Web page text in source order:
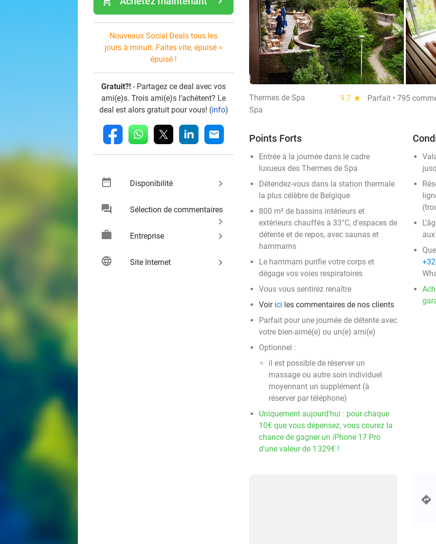
Nouveaux Social Deals tous les
jours à minuit. Faites vite, épuisé =
épuisé !
Gratuit?! - Partagez ce deal avec vos
ami(e)s. Trois ami(e)s l'achètent? Le
deal est alors gratuit pour vous! (info)
fb whatsapp linkedin mail
date_range Disponibilité keyboard_arrow_right
chat Sélection de commentaires
keyboard_arrow_right
work
Entreprise keyboard_arrow_right
language Site Internet keyboard_arrow_right
Thermes de Spa 9.7 star
Parfait • 795
Spa
Points Forts
Entrée à la journée dans le cadre
luxueux des Thermes de Spa
Détendez-vous dans la station thermale
la plus célèbre de Belgique
800 m² de bassins intérieurs et
extérieurs chauffés à 33°C, d'espaces de
détente et de repos, avec saunas et
hammams
Le hammam purifie votre corps et
dégage vos voies respiratoires
Vous vous sentirez renaître
Voir ici les commentaires de nos clients
Parfait pour une journée de détente avec
votre bien-aimé(e) ou un(e) ami(e)
Optionnel :
il est possible de réserver un
massage ou autre soin individuel
moyennant un supplément (à
réserver par téléphone)
Uniquement aujourd'hui : pour chaque
10€ que vous dépensez, vous courez la
chance de gagner un iPhone 17 Pro
d'une valeur de 1 329€ !